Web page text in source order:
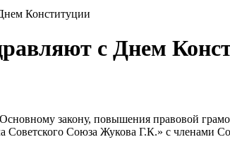
Конституции
с Днем
закону, повышения правовой
Союза Жукова Г.К.» с членами